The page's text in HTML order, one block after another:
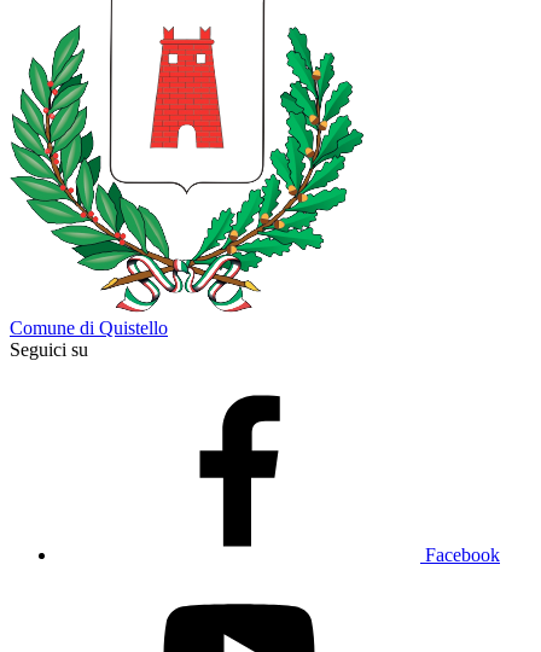
Comune di Quistello
Seguici su
Facebook